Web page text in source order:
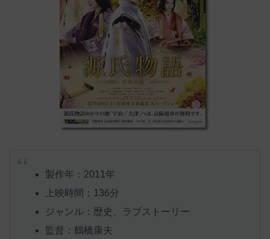
製作年：2011年
上映時間：136分
ジャンル：歴史、ラブストーリー
監督：鶴橋康夫